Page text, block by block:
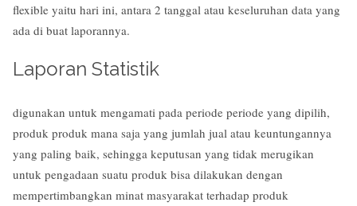
flexible yaitu hari ini, antara 2 tanggal atau keseluruhan data yang
ada di buat laporannya.
Laporan Statistik
digunakan untuk mengamati pada periode periode yang dipilih,
produk produk mana saja yang jumlah jual atau keuntungannya
yang paling baik, sehingga keputusan yang tidak merugikan
untuk pengadaan suatu produk bisa dilakukan dengan
mempertimbangkan minat masyarakat terhadap produk